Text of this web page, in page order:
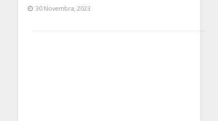
30 Novembra, 2023